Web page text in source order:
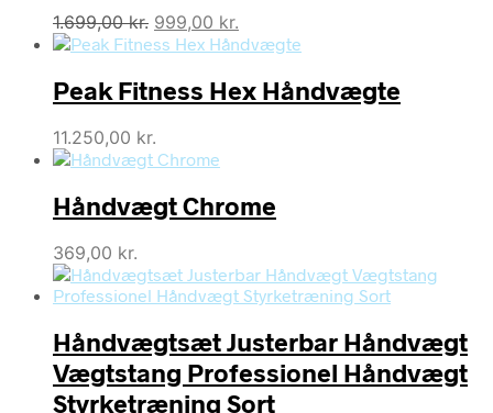
1.699,00kr. Den
oprindelige
var:
1.699,00 kr..
999,00 kr.
aktuelle
er:
999,00 kr..
Peak Fitness Hex Håndvægte
11.250,00 kr.
Håndvægt Chrome
369,00 kr.
Håndvægtsæt Justerbar Håndvægt
Vægtstang Professionel Håndvægt
Styrketræning Sort